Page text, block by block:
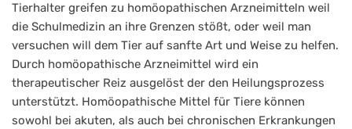
Tierhalter greifen zu homöopathischen Arzneimitteln weil
die Schulmedizin an ihre Grenzen stößt, oder weil man
versuchen will dem Tier auf sanfte Art und Weise zu helfen.
Durch homöopathische Arzneimittel wird ein
therapeutischer Reiz ausgelöst der den Heilungsprozess
unterstützt. Homöopathische Mittel für Tiere können
sowohl bei akuten, als auch bei chronischen Erkrankungen